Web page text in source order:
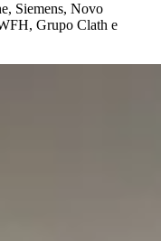
Siemens, Novo
Grupo Clath e